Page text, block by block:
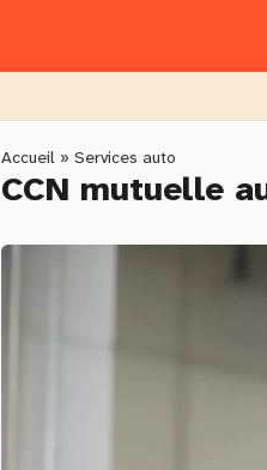
You
are
here
Accueil » Services auto
CCN mutuelle